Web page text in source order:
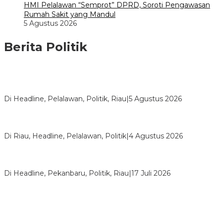
HMI Pelalawan “Semprot” DPRD, Soroti Pengawasan
Rumah Sakit yang Mandul
5 Agustus 2026
Berita Politik
Di Headline, Pelalawan, Politik, Riau|5 Agustus 2026
Di Riau, Headline, Pelalawan, Politik|4 Agustus 2026
Di Headline, Pekanbaru, Politik, Riau|17 Juli 2026